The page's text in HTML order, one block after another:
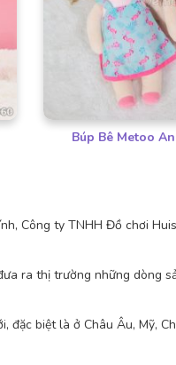
Búp Bê Metoo
Công ty TNHH Đồ chơi
ra thị trường những dòng
biệt là ở Châu Âu, Mỹ,